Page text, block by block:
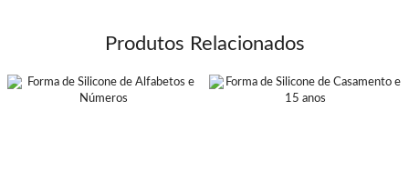
Produtos Relacionados